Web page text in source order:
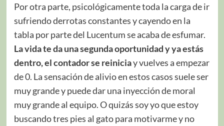
Por otra parte, psicológicamente toda la carga de ir
sufriendo derrotas constantes y cayendo en la
tabla por parte del Lucentum se acaba de esfumar.
La vida te da una segunda oportunidad y ya estás
dentro, el contador se reiniciay vuelves a empezar
de 0. La sensación de alivio en estos casos suele ser
muy grande y puede dar una inyección de moral
muy grande al equipo. O quizás soy yo que estoy
buscando tres pies al gato para motivarme y no